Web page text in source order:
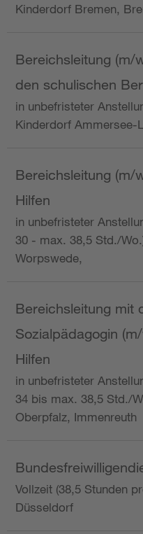
Kinderdorf Bremen,
Bereichsleitung (m/
den schulischen
in unbefristeter
Kinderdorf Ammersee-
Bereichsleitung (m/
Hilfen
in unbefristeter
30 - max. 38,5 Std./
Worpswede,
Bereichsleitung mit
Sozialpädagogin
Hilfen
in unbefristeter
34 bis max. 38,5 Std./
Oberpfalz, Immenreuth
Vollzeit (38,5 Stunden
Düsseldorf